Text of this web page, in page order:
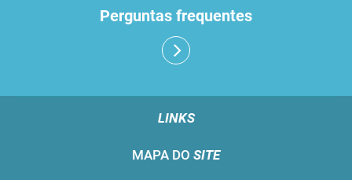
Perguntas frequentes
LINKS
MAPA DO SITE